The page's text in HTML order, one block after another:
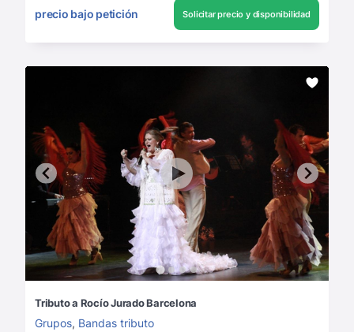
precio bajo petición Solicitar precio y disponibilidad
Tributo a Rocío Jurado Barcelona
Grupos, Bandas tributo